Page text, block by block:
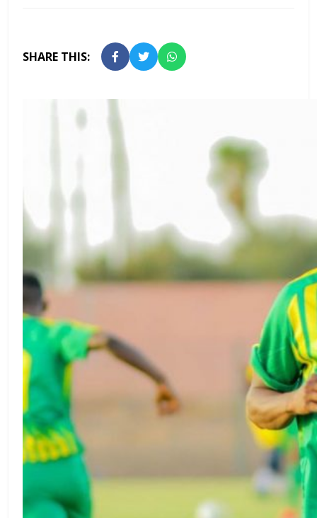
SHARE THIS: